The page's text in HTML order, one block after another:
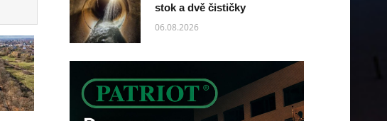
stok a dvě čističky
06.08.2026